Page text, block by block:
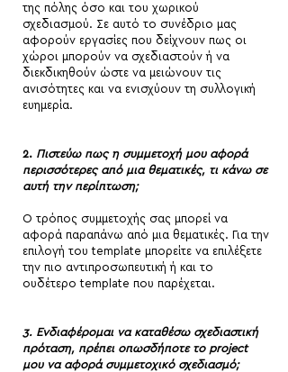
της πόλης όσο και του χωρικού
σχεδιασμού. Σε αυτό το συνέδριο μας
αφορούν εργασίες που δείχνουν πως οι
χώροι μπορούν να σχεδιαστούν ή να
διεκδικηθούν ώστε να μειώνουν τις
ανισότητες και να ενισχύουν τη συλλογική
ευημερία.
2. Πιστεύω πως η συμμετοχή μου αφορά
περισσότερες από μια θεματικές, τι κάνω σε
αυτή την περίπτωση;
Ο τρόπος συμμετοχής σας μπορεί να
αφορά παραπάνω από μια θεματικές. Για την
επιλογή του template μπορείτε να επιλέξετε
την πιο αντιπροσωπευτική ή και το
ουδέτερο template που παρέχεται.
3. Ενδιαφέρομαι να καταθέσω σχεδιαστική
πρόταση, πρέπει οπωσδήποτε το project
μου να αφορά συμμετοχικό σχεδιασμό;